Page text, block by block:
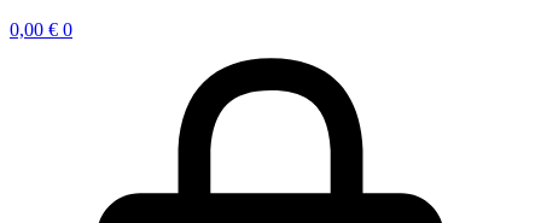
0,00 € 0